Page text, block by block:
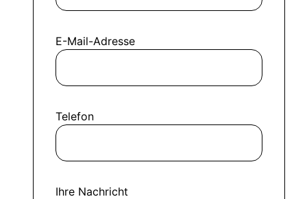
E-Mail-Adresse
Telefon
Ihre Nachricht